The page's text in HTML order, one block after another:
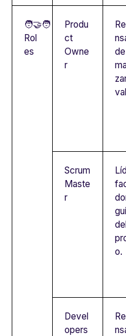
🧑‍🤝‍🧑
Rol
es
Produ
ct
Owne
r
de
Scrum
Maste
r
o.
Devel
opers